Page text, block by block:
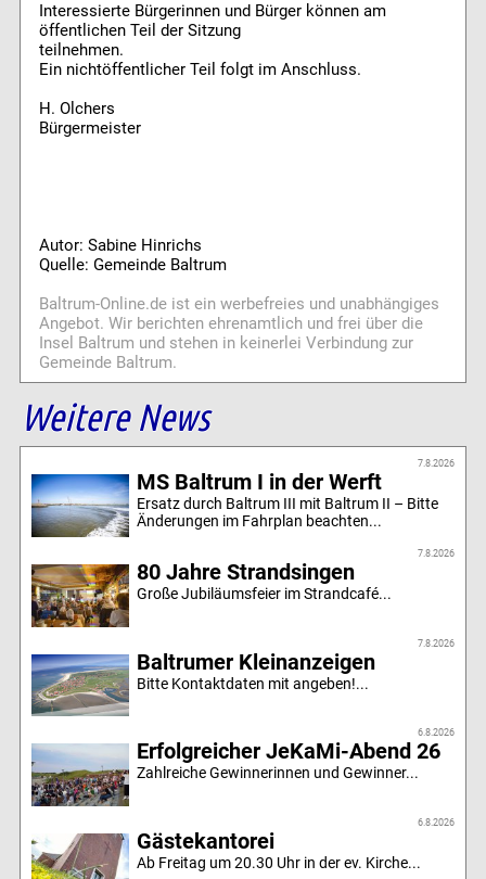
Interessierte Bürgerinnen und Bürger können am
öffentlichen Teil der Sitzung
teilnehmen.
Ein nichtöffentlicher Teil folgt im Anschluss.
H. Olchers
Bürgermeister
Autor: Sabine Hinrichs
Quelle: Gemeinde Baltrum
Baltrum-Online.de ist ein werbefreies und unabhängiges
Angebot. Wir berichten ehrenamtlich und frei über die
Insel Baltrum und stehen in keinerlei Verbindung zur
Gemeinde Baltrum.
Weitere News
7.8.2026
MS Baltrum I in der Werft
Ersatz durch Baltrum III mit Baltrum II – Bitte
Änderungen im Fahrplan beachten...
7.8.2026
80 Jahre Strandsingen
Große Jubiläumsfeier im Strandcafé...
7.8.2026
Baltrumer Kleinanzeigen
Bitte Kontaktdaten mit angeben!...
6.8.2026
Erfolgreicher JeKaMi-Abend 26
Zahlreiche Gewinnerinnen und Gewinner...
6.8.2026
Gästekantorei
Ab Freitag um 20.30 Uhr in der ev. Kirche...